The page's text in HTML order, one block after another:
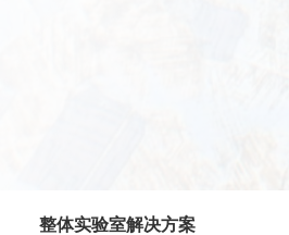
整体实验室解决方案